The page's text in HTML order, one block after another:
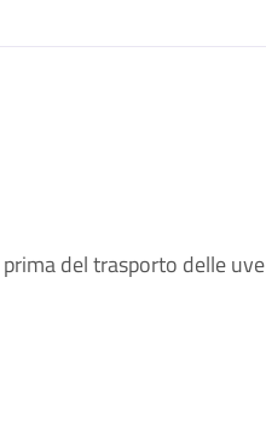
del trasporto delle uve